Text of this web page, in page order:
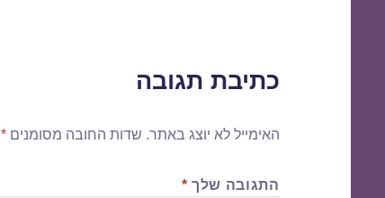
כתיבת תגובה
האימייל לא יוצג באתר. שדות החובה מסומנים*
התגובה שלך *